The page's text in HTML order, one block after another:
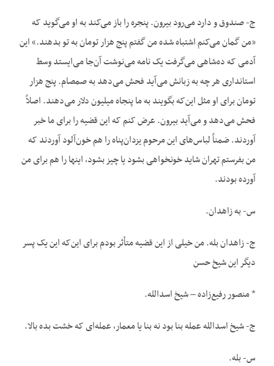
ج- صندوق و دارد می‌رود بیرون. پنجره را باز می‌کند به او می‌گوید که
«من گمان می‌کنم اشتباه شده من گفتم پنج هزار تومان به تو بدهند.» این
آدمی که ده‌شاهی می‌گرفت یک نامه می‌نوشت آن‌جا می‌ایستد وسط
استانداری هر چه به زبانش می‌آید فحش می‌دهد به صمصام. پنج هزار
تومان برای او مثل این‌که بگویند به ما پنجاه میلیون دلار می‌دهند. اصلاً
فحش می‌دهد و می‌آید بیرون. عرض کنم که این قضیه را برای ما خبر
آوردند. ضمناً لباس‌های این مرحوم یزدان‌پناه را هم خون‌آلود آوردند که
من بفرستم تهران شاید خونخواهی بشود یا چیز بشود، اینها را هم برای من
آورده بودند.
س- به زاهدان.
ج- زاهدان بله. من خیلی از این قضیه متأثر بودم برای این‌که این یک پسر
دیگر این شیخ حسن
* منصور رفیع‌زاده – شیخ اسدالله.
ج- شیخ اسدالله عمله بنا بود نه بنا یا معمار، عمله‌ای که خشت بده بالا.
س- بله.